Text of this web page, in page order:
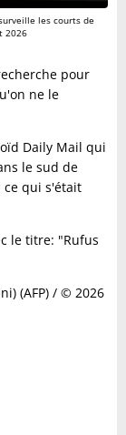
les courts de
2026
pour
ne le
Daily Mail qui
le sud de
ce qui s'était
le titre: "Rufus
(AFP) / © 2026